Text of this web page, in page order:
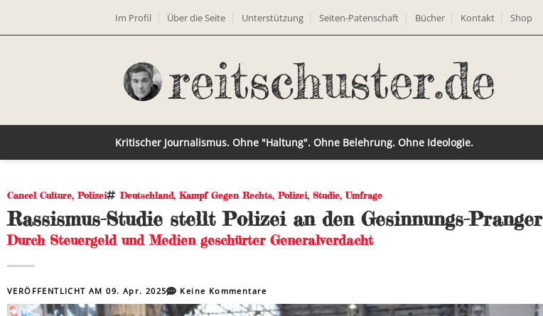
Im Profil Über die Seite Unterstützung Seiten-Patenschaft Bücher Kontakt Shop
Kritischer Journalismus. Ohne "Haltung". Ohne Belehrung. Ohne Ideologie.
Cancel Culture,Polizei Deutschland, Kampf Gegen Rechts,Polizei, Studie,Umfrage
Rassismus-Studie stellt Polizei an den Gesinnungs-Pranger
Durch Steuergeld und Medien geschürter Generalverdacht
VERÖFFENTLICHT AM09. Apr. 2025 Keine Kommentare